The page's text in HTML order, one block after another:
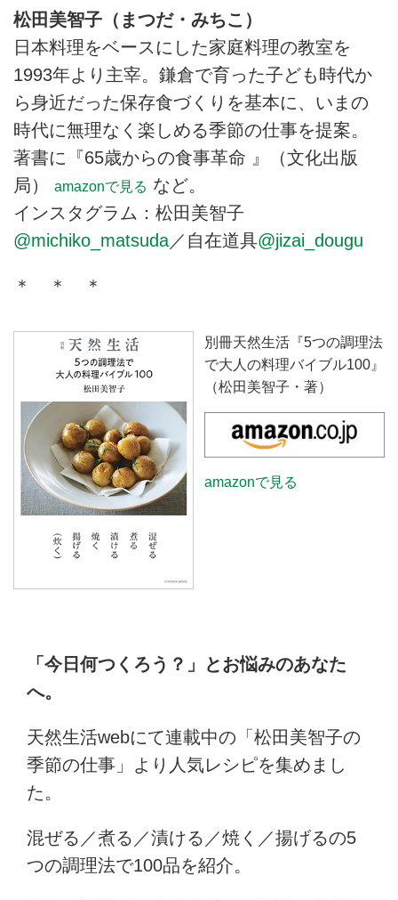
松田美智子（まつだ・みちこ）
日本料理をベースにした家庭料理の教室を
1993年より主宰。鎌倉で育った子ども時代か
ら身近だった保存食づくりを基本に、いまの
時代に無理なく楽しめる季節の仕事を提案。
著書に『65歳からの食事革命 』（文化出版
局）
amazonで見る など。
インスタグラム：松田美智子
@michiko_matsuda／自在道具@jizai_dougu
＊ ＊ ＊
別冊天然生活『5つの調理法
で大人の料理バイブル100』
（松田美智子・著）
amazonで見る
「今日何つくろう？」とお悩みのあなた
へ。
天然生活webにて連載中の「松田美智子の
季節の仕事」より人気レシピを集めまし
た。
混ぜる／煮る／漬ける／焼く／揚げるの5
つの調理法で100品を紹介。